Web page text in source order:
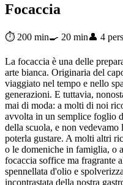
Focaccia
⏱ 200 min🍳 20 min👤 4
La focaccia è una delle
arte bianca. Originaria del
viaggiato nel tempo e nello
generazioni. E tuttavia,
mai di moda: a molti di noi
avvolta in un semplice foglio
della scuola, e non
poterla gustare. A molti altri
o le domeniche in famiglia, o
focaccia soffice ma fragrante
spennellata d'olio e
incontrastata della nostra